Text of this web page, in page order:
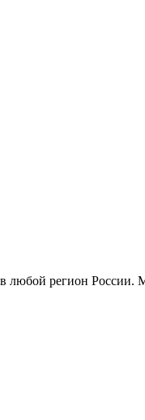
в любой регион России.